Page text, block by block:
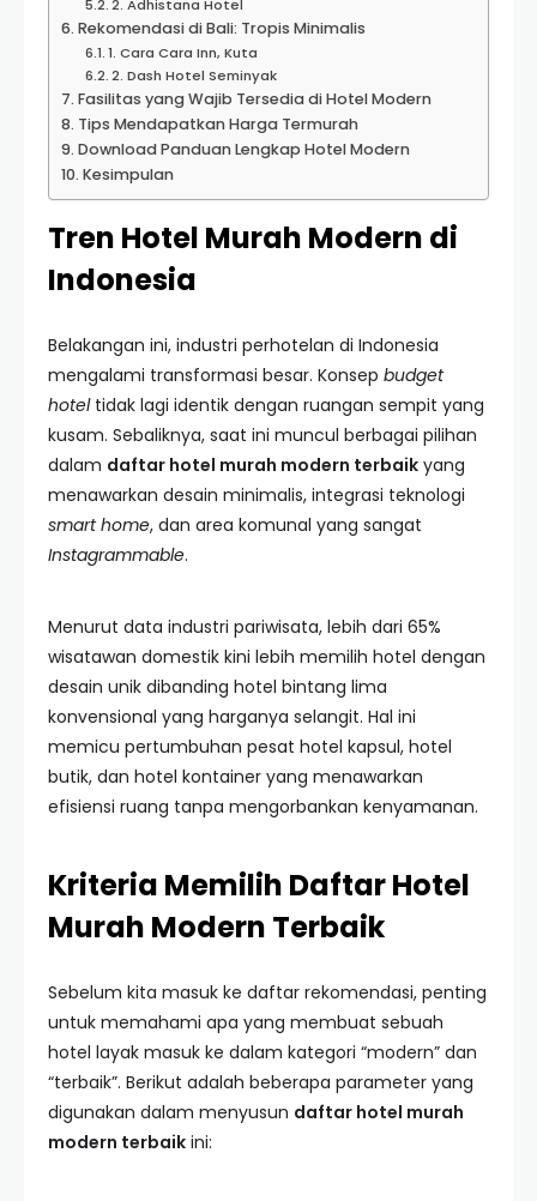
2. Adhistana Hotel
Rekomendasi di Bali: Tropis Minimalis
1. Cara Cara Inn, Kuta
2. Dash Hotel Seminyak
Fasilitas yang Wajib Tersedia di Hotel Modern
Tips Mendapatkan Harga Termurah
Download Panduan Lengkap Hotel Modern
Kesimpulan
Tren Hotel Murah Modern di
Indonesia
Belakangan ini, industri perhotelan di Indonesia
mengalami transformasi besar. Konsep budget
hoteltidak lagi identik dengan ruangan sempit yang
kusam. Sebaliknya, saat ini muncul berbagai pilihan
dalam daftar hotel murah modern terbaik yang
menawarkan desain minimalis, integrasi teknologi
smart home, dan area komunal yang sangat
Instagrammable.
Menurut data industri pariwisata, lebih dari 65%
wisatawan domestik kini lebih memilih hotel dengan
desain unik dibanding hotel bintang lima
konvensional yang harganya selangit. Hal ini
memicu pertumbuhan pesat hotel kapsul, hotel
butik, dan hotel kontainer yang menawarkan
efisiensi ruang tanpa mengorbankan kenyamanan.
Kriteria Memilih Daftar Hotel
Murah Modern Terbaik
Sebelum kita masuk ke daftar rekomendasi, penting
untuk memahami apa yang membuat sebuah
hotel layak masuk ke dalam kategori “modern” dan
“terbaik”. Berikut adalah beberapa parameter yang
digunakan dalam menyusun daftar hotel murah
modern terbaik ini: